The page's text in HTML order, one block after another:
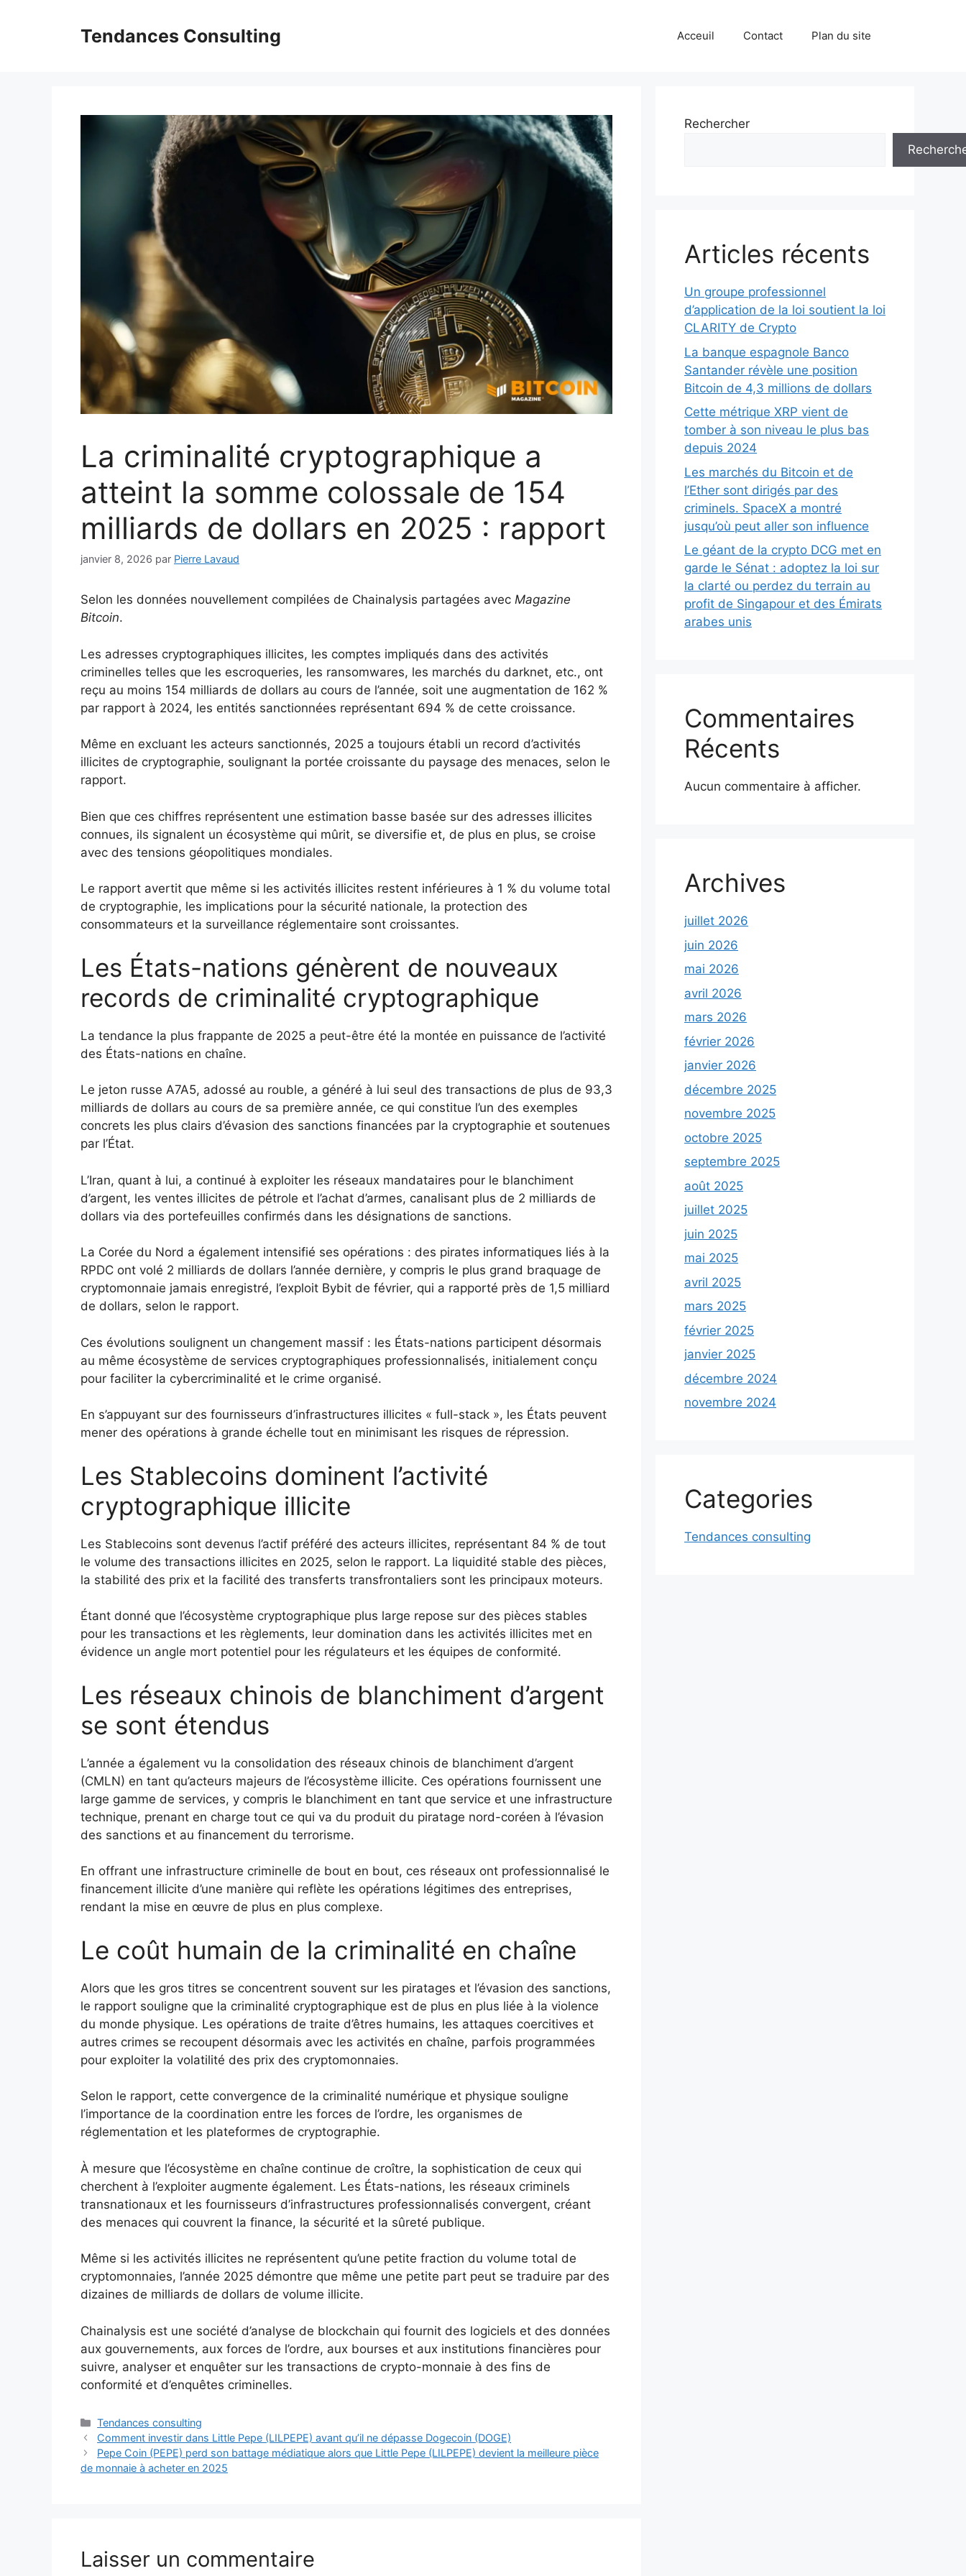
Tendances Consulting Acceuil Contact Plan du site
La criminalité cryptographique a
atteint la somme colossale de 154
milliards de dollars en 2025 : rapport
janvier 8, 2026 par Pierre Lavaud
Selon les données nouvellement compilées de Chainalysis partagées avec Magazine
Bitcoin.
Les adresses cryptographiques illicites, les comptes impliqués dans des activités
criminelles telles que les escroqueries, les ransomwares, les marchés du darknet, etc., ont
reçu au moins 154 milliards de dollars au cours de l’année, soit une augmentation de 162 %
par rapport à 2024, les entités sanctionnées représentant 694 % de cette croissance.
Même en excluant les acteurs sanctionnés, 2025 a toujours établi un record d’activités
illicites de cryptographie, soulignant la portée croissante du paysage des menaces, selon le
rapport.
Bien que ces chiffres représentent une estimation basse basée sur des adresses illicites
connues, ils signalent un écosystème qui mûrit, se diversifie et, de plus en plus, se croise
avec des tensions géopolitiques mondiales.
Le rapport avertit que même si les activités illicites restent inférieures à 1 % du volume total
de cryptographie, les implications pour la sécurité nationale, la protection des
consommateurs et la surveillance réglementaire sont croissantes.
Les États-nations génèrent de nouveaux
records de criminalité cryptographique
La tendance la plus frappante de 2025 a peut-être été la montée en puissance de l’activité
des États-nations en chaîne.
Le jeton russe A7A5, adossé au rouble, a généré à lui seul des transactions de plus de 93,3
milliards de dollars au cours de sa première année, ce qui constitue l’un des exemples
concrets les plus clairs d’évasion des sanctions financées par la cryptographie et soutenues
par l’État.
L’Iran, quant à lui, a continué à exploiter les réseaux mandataires pour le blanchiment
d’argent, les ventes illicites de pétrole et l’achat d’armes, canalisant plus de 2 milliards de
dollars via des portefeuilles confirmés dans les désignations de sanctions.
La Corée du Nord a également intensifié ses opérations : des pirates informatiques liés à la
RPDC ont volé 2 milliards de dollars l’année dernière, y compris le plus grand braquage de
cryptomonnaie jamais enregistré, l’exploit Bybit de février, qui a rapporté près de 1,5 milliard
de dollars, selon le rapport.
Ces évolutions soulignent un changement massif : les États-nations participent désormais
au même écosystème de services cryptographiques professionnalisés, initialement conçu
pour faciliter la cybercriminalité et le crime organisé.
En s’appuyant sur des fournisseurs d’infrastructures illicites « full-stack », les États peuvent
mener des opérations à grande échelle tout en minimisant les risques de répression.
Les Stablecoins dominent l’activité
cryptographique illicite
Les Stablecoins sont devenus l’actif préféré des acteurs illicites, représentant 84 % de tout
le volume des transactions illicites en 2025, selon le rapport. La liquidité stable des pièces,
la stabilité des prix et la facilité des transferts transfrontaliers sont les principaux moteurs.
Étant donné que l’écosystème cryptographique plus large repose sur des pièces stables
pour les transactions et les règlements, leur domination dans les activités illicites met en
évidence un angle mort potentiel pour les régulateurs et les équipes de conformité.
Les réseaux chinois de blanchiment d’argent
se sont étendus
L’année a également vu la consolidation des réseaux chinois de blanchiment d’argent
(CMLN) en tant qu’acteurs majeurs de l’écosystème illicite. Ces opérations fournissent une
large gamme de services, y compris le blanchiment en tant que service et une infrastructure
technique, prenant en charge tout ce qui va du produit du piratage nord-coréen à l’évasion
des sanctions et au financement du terrorisme.
En offrant une infrastructure criminelle de bout en bout, ces réseaux ont professionnalisé le
financement illicite d’une manière qui reflète les opérations légitimes des entreprises,
rendant la mise en œuvre de plus en plus complexe.
Le coût humain de la criminalité en chaîne
Alors que les gros titres se concentrent souvent sur les piratages et l’évasion des sanctions,
le rapport souligne que la criminalité cryptographique est de plus en plus liée à la violence
du monde physique. Les opérations de traite d’êtres humains, les attaques coercitives et
autres crimes se recoupent désormais avec les activités en chaîne, parfois programmées
pour exploiter la volatilité des prix des cryptomonnaies.
Selon le rapport, cette convergence de la criminalité numérique et physique souligne
l’importance de la coordination entre les forces de l’ordre, les organismes de
réglementation et les plateformes de cryptographie.
À mesure que l’écosystème en chaîne continue de croître, la sophistication de ceux qui
cherchent à l’exploiter augmente également. Les États-nations, les réseaux criminels
transnationaux et les fournisseurs d’infrastructures professionnalisés convergent, créant
des menaces qui couvrent la finance, la sécurité et la sûreté publique.
Même si les activités illicites ne représentent qu’une petite fraction du volume total de
cryptomonnaies, l’année 2025 démontre que même une petite part peut se traduire par des
dizaines de milliards de dollars de volume illicite.
Chainalysis est une société d’analyse de blockchain qui fournit des logiciels et des données
aux gouvernements, aux forces de l’ordre, aux bourses et aux institutions financières pour
suivre, analyser et enquêter sur les transactions de crypto-monnaie à des fins de
conformité et d’enquêtes criminelles.
Catégories
Tendances consulting
Comment investir dans Little Pepe (LILPEPE) avant qu’il ne dépasse Dogecoin (DOGE)
Pepe Coin (PEPE) perd son battage médiatique alors que Little Pepe (LILPEPE) devient la meilleure pièce
de monnaie à acheter en 2025
Laisser un commentaire
Rechercher
Articles récents
Un groupe professionnel
d’application de la loi soutient la loi
CLARITY de Crypto
La banque espagnole Banco
Santander révèle une position
Bitcoin de 4,3 millions de dollars
Cette métrique XRP vient de
tomber à son niveau le plus bas
depuis 2024
Les marchés du Bitcoin et de
l’Ether sont dirigés par des
criminels. SpaceX a montré
jusqu’où peut aller son influence
Le géant de la crypto DCG met en
garde le Sénat : adoptez la loi sur
la clarté ou perdez du terrain au
profit de Singapour et des Émirats
arabes unis
Commentaires
Récents
Aucun commentaire à afficher.
Archives
juillet 2026
juin 2026
mai 2026
avril 2026
mars 2026
février 2026
janvier 2026
décembre 2025
novembre 2025
octobre 2025
septembre 2025
août 2025
juillet 2025
juin 2025
mai 2025
avril 2025
mars 2025
février 2025
janvier 2025
décembre 2024
novembre 2024
Categories
Tendances consulting